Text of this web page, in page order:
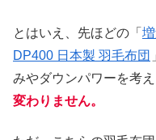
とはいえ、先ほどの「
DP400 日本製 羽毛布団
みやダウンパワーを考え
変わりません。